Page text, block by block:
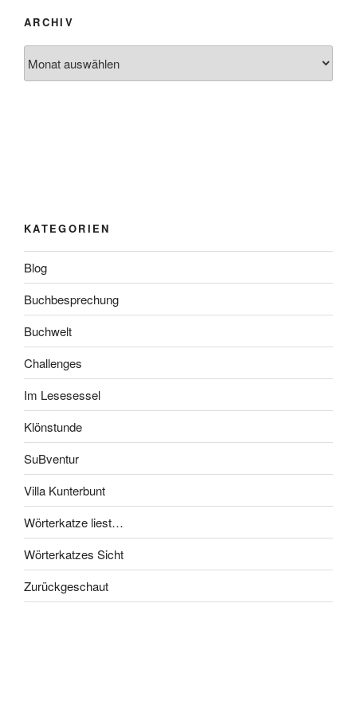
ARCHIV
KATEGORIEN
Blog
Buchbesprechung
Buchwelt
Challenges
Im Lesesessel
Klönstunde
SuBventur
Villa Kunterbunt
Wörterkatze liest…
Wörterkatzes Sicht
Zurückgeschaut